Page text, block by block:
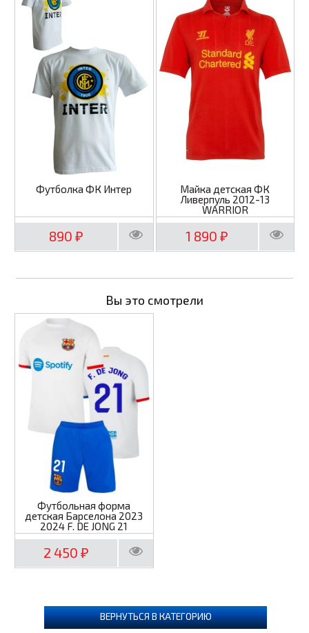
Футболка ФК Интер
890 ₽
Майка детская ФК
Ливерпуль 2012-13
WARRIOR
1 890₽
Вы это смотрели
Футбольная форма
детская Барселона 2023
2024 F. DE JONG 21
2 450 ₽
ВЕРНУТЬСЯ В КАТЕГОРИЮ